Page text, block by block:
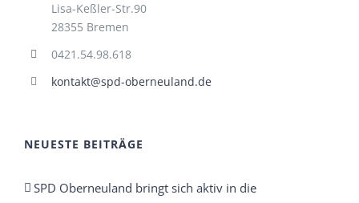
Lisa-Keßler-Str.90
28355 Bremen
0421.54.98.618
kontakt@spd-oberneuland.de
NEUESTE BEITRÄGE
SPD Oberneuland bringt sich aktiv in die